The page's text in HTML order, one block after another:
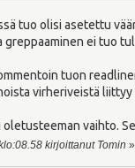
tuo olisi asetettu
ei tuo
tuon
virheriveistä
vaihto.
kirjoittanut Tomin »